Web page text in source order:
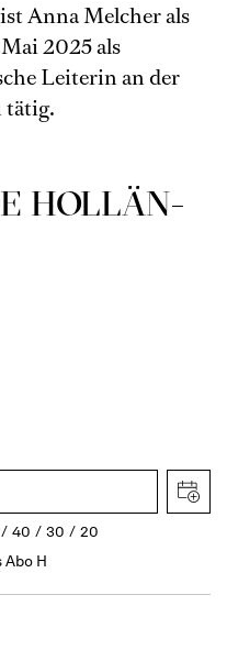
Anna Melcher als
2025 als
Leiterin an der
tätig.
HOL­LÄN­
40 30
20
H